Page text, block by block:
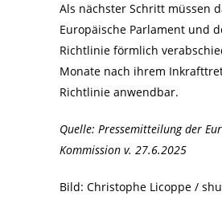
Als nächster Schritt müssen
Europäische Parlament und
Richtlinie förmlich
Monate nach ihrem
Richtlinie anwendbar.
Quelle: Pressemitteilung der
Kommission v. 27.6.2025
Bild: Christophe Licoppe /